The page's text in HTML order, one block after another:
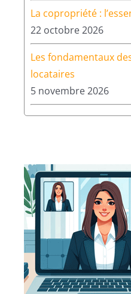
La copropriété :
22 octobre 2026
Les fondamentaux
locataires
5 novembre 2026